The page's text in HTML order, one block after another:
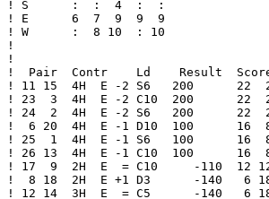
! S      :  :  4  :  :
! E      6  7  9  9  9
! W      :  8 10  : 10
!
!
!  Pair  Contr    Ld    Result
! 11 15  4H  E -2 S6   200      22
! 23  3  4H  E -2 C10  200      22
! 24  2  4H  E -2 S6   200      22
!  6 20  4H  E -1 D10  100      16
! 25  1  4H  E -1 S6   100      16
! 26 13  4H  E -1 C10  100      16
! 17  9  2H  E  = C10     -110  12
!  8 18  2H  E +1 D3      -140   6
! 12 14  3H  E  = C5      -140   6